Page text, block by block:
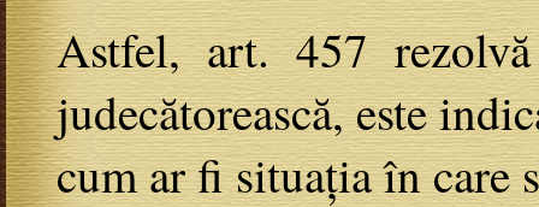
Astfel, art. 457
judecătorească, este
cum ar fi situația în care